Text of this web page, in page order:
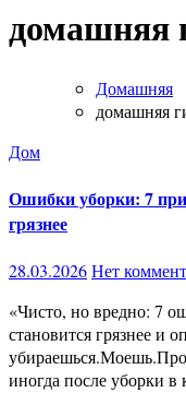
домашняя
Домашняя
домашняя
Дом
Ошибки уборки: 7
грязнее
28.03.2026Нет
«Чисто, но вредно: 7 ошибок уборки, из-за которых в квартире
становится грязнее и
иногда после уборки